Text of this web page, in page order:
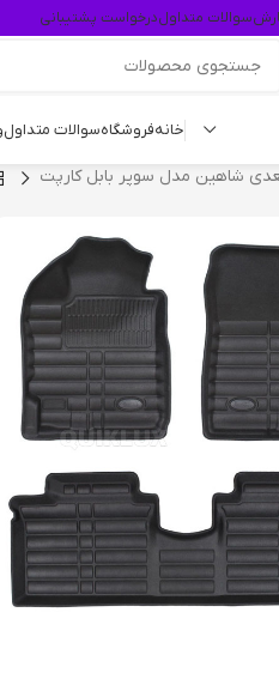
سوالات متداولدرخواست پشتیبانی
خانهفروشگاهسوالات متداول
شاهین مدل سوپر بابل کارپت